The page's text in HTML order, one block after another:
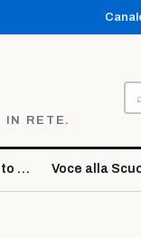
IN RETE.
… Voce alla